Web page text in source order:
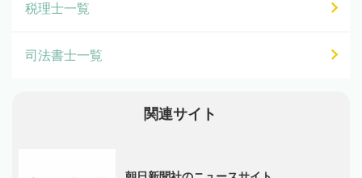
税理士一覧
司法書士一覧
関連サイト